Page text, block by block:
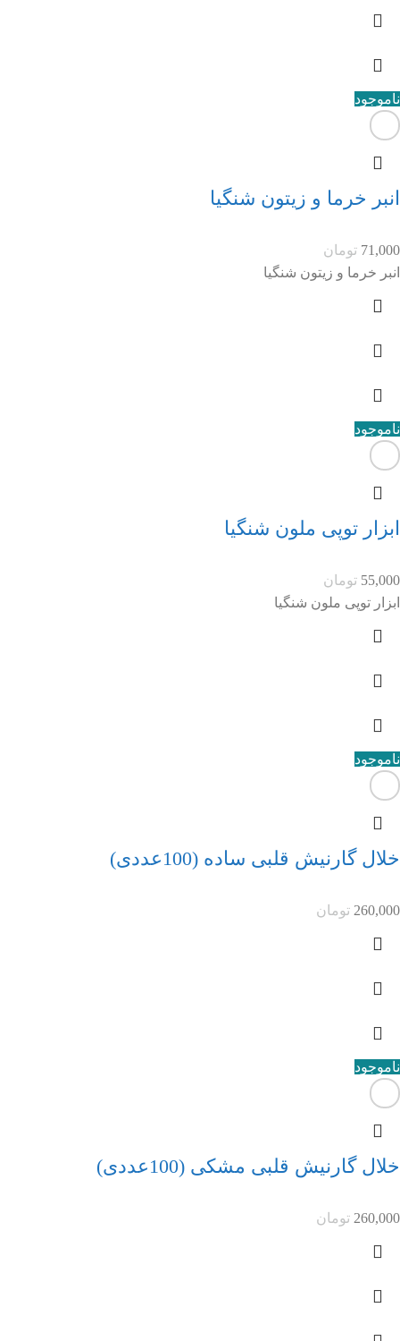
ناموجود
انبر خرما و زیتون شنگیا
71,000 تومان
انبر خرما و زیتون شنگیا
ناموجود
ابزار توپی ملون شنگیا
55,000 تومان
ابزار توپی ملون شنگیا
ناموجود
خلال گارنیش قلبی ساده (100عددی)
260,000 تومان
ناموجود
خلال گارنیش قلبی مشکی (100عددی)
260,000 تومان